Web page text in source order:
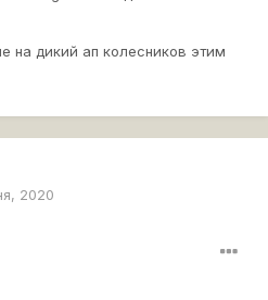
на дикий ап колесников этим
2020